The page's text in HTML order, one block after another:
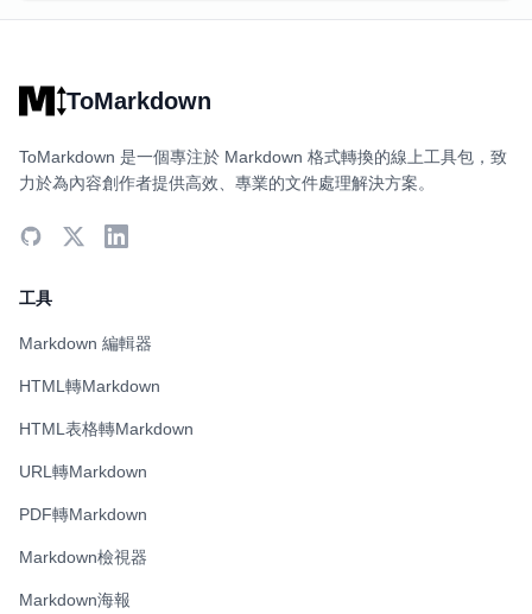
ToMarkdown
ToMarkdown 是一個專注於 Markdown 格式轉換的線上工具包，致
力於為內容創作者提供高效、專業的文件處理解決方案。
工具
Markdown 編輯器
HTML轉Markdown
HTML表格轉Markdown
URL轉Markdown
PDF轉Markdown
Markdown檢視器
Markdown海報